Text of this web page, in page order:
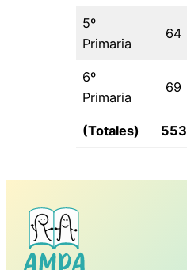
5º
Primaria
64
6º
Primaria
69
(Totales) 553